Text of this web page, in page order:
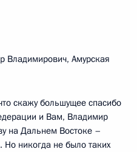
Владимирович, Амурская
скажу большущее спасибо
и Вам, Владимир
на Дальнем Востоке –
Но никогда не было таких